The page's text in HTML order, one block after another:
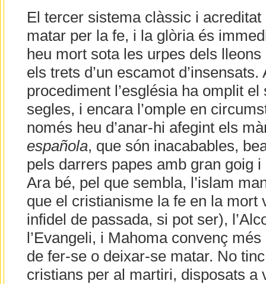
El tercer sistema clàssic i
matar per la fe, i la glòria és
heu mort sota les urpes dels
els trets d’un escamot d’insensats.
procediment l’església ha omplit
segles, i encara l’omple en
només heu d’anar-hi afegint els
española, que són inacabables,
pels darrers papes amb gran goig
Ara bé, pel que sembla, l’islam
que el cristianisme la fe en la mort
infidel de passada, si pot ser),
l’Evangeli, i Mahoma convenç
de fer-se o deixar-se matar. No
cristians per al martiri, disposats a